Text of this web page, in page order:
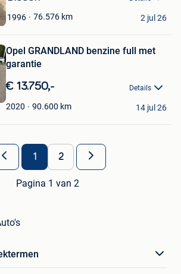
1996 76.576 km 2 jul 26
Opel GRANDLAND benzine full met
garantie
€ 13.750,- Details
2020 90.600 km 14 jul 26
1 2
Pagina 1 van 2